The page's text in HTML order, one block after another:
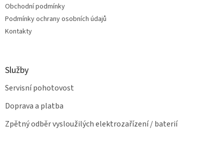
Obchodní podmínky
Podmínky ochrany osobních údajů
Kontakty
Služby
Servisní pohotovost
Doprava a platba
Zpětný odběr vysloužilých elektrozařízení / baterií